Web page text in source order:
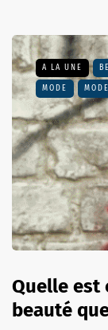
A LA UNE
MODE
Quelle est
beauté